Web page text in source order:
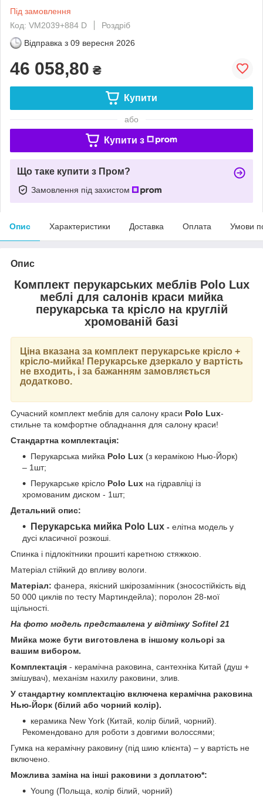
Під замовлення
Код: VM2039+884 D
Роздріб
Відправка з 09 вересня 2026
46 058,80 ₴
Купити
або
Купити з
Що таке купити з Пром?
Замовлення під захистом
Опис Характеристики Доставка Оплата Умови
Опис
Комплект перукарських меблів Polo Lux
меблі для салонів краси мийка
перукарська та крісло на круглій
хромованій базі
Ціна вказана за комплект перукарське крісло +
крісло-мийка! Перукарське дзеркало у вартість
не входить, і за бажанням замовляється
додатково.
Сучасний комплект меблів для салону краси Polo Lux-
стильне та комфортне обладнання для салону краси!
Стандартна комплектація:
Перукарська мийка Polo Lux (з керамікою Нью-Йорк)
– 1шт;
Перукарське крісло Polo Lux на гідравліці із
хромованим диском - 1шт;
Детальний опис:
Перукарська мийка Polo Lux - елітна модель у
дусі класичної розкоші.
Спинка і підлокітники прошиті каретною стяжкою.
Матеріал стійкий до впливу вологи.
Матеріал: фанера, якісний шкірозамінник (зносостійкість від
50 000 циклів по тесту Мартиндейла); поролон 28-мої
щільності.
На фото модель представлена у відтінку Sofitel 21
Мийка може бути виготовлена в іншому кольорі за
вашим вибором.
Комплектація - керамічна раковина, сантехніка Китай (душ +
змішувач), механізм нахилу раковини, злив.
У стандартну комплектацію включена керамічна раковина
Нью-Йорк (білий або чорний колір).
керамика New York (Китай, колір білий, чорний).
Рекомендовано для роботи з довгими волоссями;
Гумка на керамічну раковину (під шию клієнта) – у вартість не
включено.
Можлива заміна на інші раковини з доплатою*:
Young (Польща, колір білий, чорний)